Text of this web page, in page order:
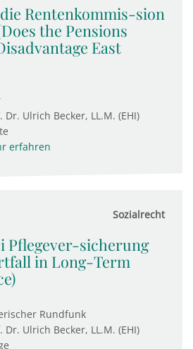
Rentenkommis-sion
the Pensions
East
Dr. Ulrich Becker, LL.M. (EHI)
erfahren
Sozialrecht
Pflegever-sicherung
in Long-Term
Rundfunk
Dr. Ulrich Becker, LL.M. (EHI)